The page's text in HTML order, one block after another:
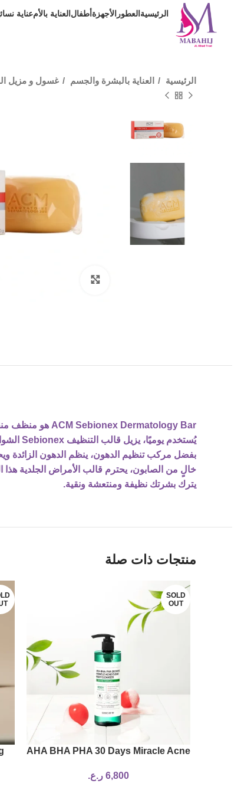
الرئيسيةالعطور الأجهزةأطفالالعناية بالأمعناية
الرئيسية العناية بالبشرة والجسم غسول و مزيل
ACM Sebionex Dermatology Bar هو منظف منقي لطيف يزيل الشوائب والدهون الزائدة دون جفاف. الوجه والجسم.
يُستخدم يوميًا، يزيل قالب التنظيف Sebionex الشوائب دون الإضرار بالجلد.
بفضل مركب تنظيم الدهون، ينظم الدهون الزائدة
خالٍ من الصابون، يحترم قالب الأمراض الجلدية
يترك بشرتك نظيفة ومنتعشة ونقية.
منتجات ذات صلة
SOLD
OUT
AHA BHA PHA 30 Days Miracle Acne
6,800 ر.ع.